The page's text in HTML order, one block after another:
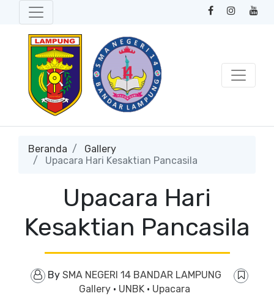
Beranda
Gallery
Upacara Hari Kesaktian Pancasila
Upacara Hari
Kesaktian Pancasila
By SMA NEGERI 14 BANDAR LAMPUNG
Gallery · UNBK · Upacara